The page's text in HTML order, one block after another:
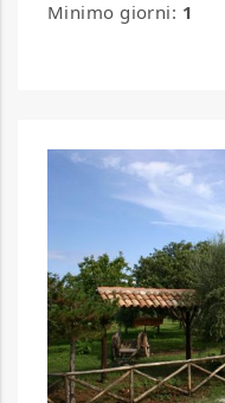
Minimo giorni: 1